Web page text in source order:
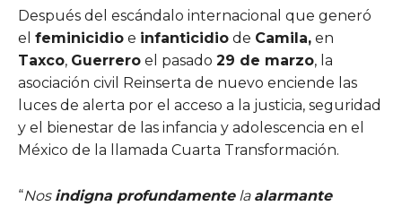
Después del escándalo internacional que generó
el feminicidio e infanticidio de Camila, en
Taxco, Guerrero el pasado 29 de marzo, la
asociación civil Reinserta de nuevo enciende las
luces de alerta por el acceso a la justicia, seguridad
y el bienestar de las infancia y adolescencia en el
México de la llamada Cuarta Transformación.
“Nos indigna profundamentela alarmante